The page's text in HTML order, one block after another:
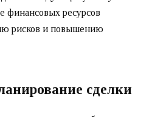
финансовых ресурсов
рисков и повышению
сделки